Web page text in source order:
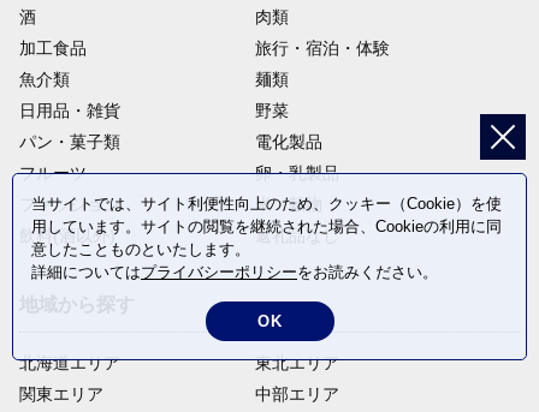
酒
肉類
加工食品
旅行・宿泊・体験
魚介類
麺類
日用品・雑貨
野菜
パン・菓子類
電化製品
フルーツ
卵・乳製品
ファッション
米・穀物
飲料(酒以外)
返礼品なし
北海道エリア
関東エリア
東北エリア
中部エリア
当サイトでは、サイト利便性向上のため、クッキー（Cookie）を使
用しています。サイトの閲覧を継続された場合、Cookieの利用に同
意したことものといたします。
詳細についてはプライバシーポリシーをお読みください。
OK